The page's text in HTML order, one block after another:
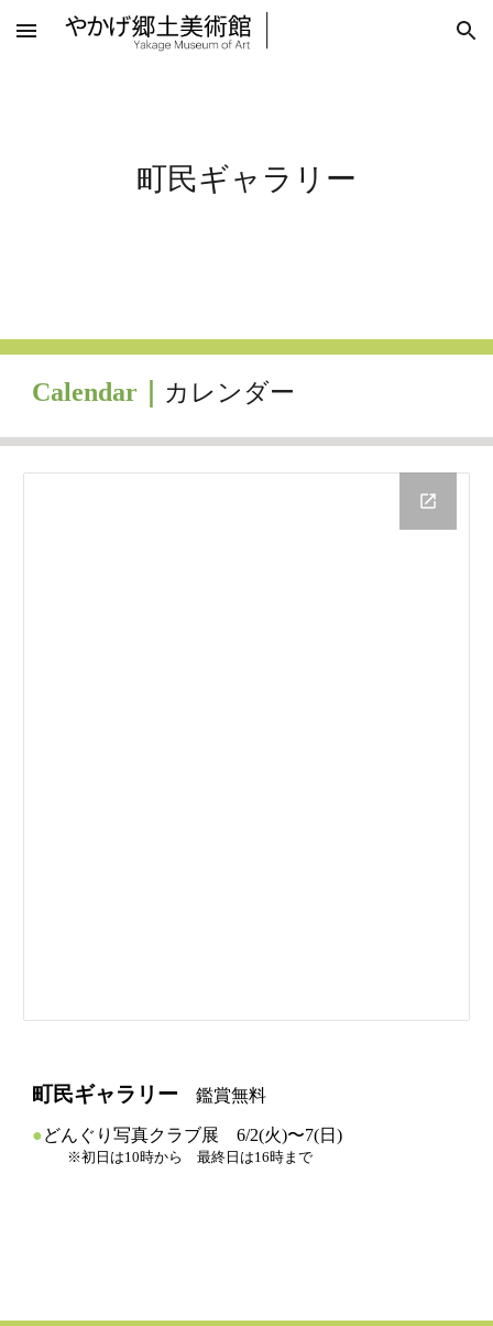
Skip to main content Skip to navigation
町民ギャラリー
Calendar カレンダー
町民ギャラリー 鑑賞無料
●どんぐり写真クラブ展6/2(火)〜7(日)
※初日は10時から 最終日は16時まで